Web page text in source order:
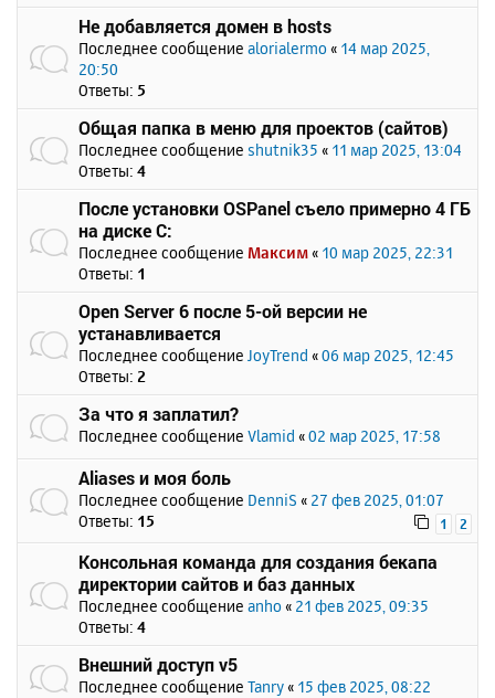
Не добавляется домен в hosts
Последнее сообщение alorialermo « 14 мар 2025,
20:50
Ответы: 5
Общая папка в меню для проектов (сайтов)
Последнее сообщение shutnik35 « 11 мар 2025, 13:04
Ответы: 4
После установки OSPanel съело примерно 4 ГБ
на диске C:
Последнее сообщение Максим « 10 мар 2025, 22:31
Ответы: 1
Open Server 6 после 5-ой версии не
устанавливается
Последнее сообщение JoyTrend «06 мар 2025, 12:45
Ответы: 2
За что я заплатил?
Последнее сообщение Vlamid «02 мар 2025, 17:58
Aliases и моя боль
Последнее сообщение DenniS « 27 фев 2025, 01:07
Ответы: 15 1 2
Консольная команда для создания бекапа
директории сайтов и баз данных
Последнее сообщение anho « 21 фев 2025, 09:35
Ответы: 4
Внешний доступ v5
Последнее сообщение Tanry « 15 фев 2025, 08:22